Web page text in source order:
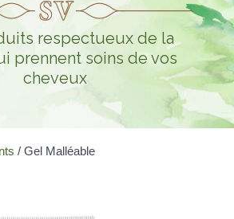
respectueux de la
prennent soins de vos
cheveux
/ Gel Malléable